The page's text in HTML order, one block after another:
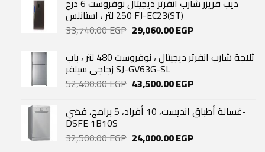
7,999.00 EGP.7,200.00 EGP.250 لتر ، استانلس FJ-EC23(ST)
33,740.00EGP Original
was:
33,740.00 EGP.
29,060.00EGPCurrent
is:
29,060.00 EGP.
ثلاجة شارب انفرتر ديجيتال ، نوفروست 480 لتر ، باب
زجاجي سيلفر SJ-GV63G-SL
52,400.00EGP Original
was:
52,400.00 EGP.
43,500.00EGPCurrent
is:
43,500.00 EGP.
غسالة أطباق انديست، 10 أفراد، 5 برامج، فضي-
DSFE 1B10S
32,500.00EGP Original
24,000.00EGPCurrent